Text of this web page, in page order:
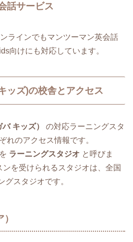
話サービス
ラインでもマンツーマン英会話
向けにも対応しています。
ッズ)の校舎とアクセス
キッズ）
の対応ラーニングスタ
れのアクセス情報です。
ラーニングスタジオ と呼びま
を受けられるスタジオは、全国
グスタジオです。